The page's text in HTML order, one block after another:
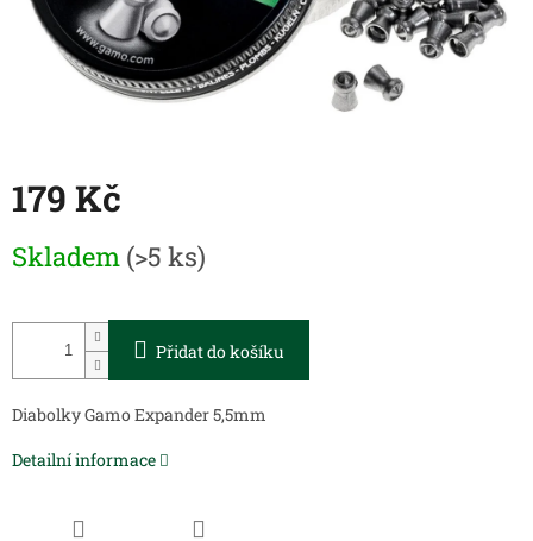
179 Kč
cena:
Skladem (>5 ks)
Přidat do košíku
Diabolky Gamo Expander 5,5mm
Detailní informace